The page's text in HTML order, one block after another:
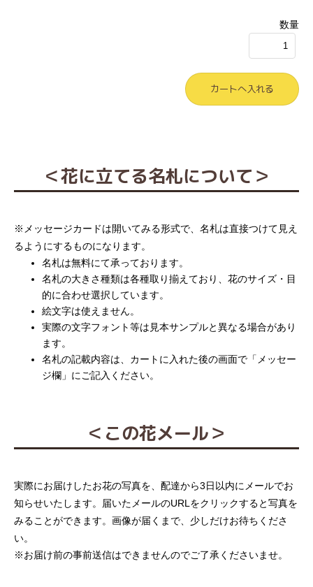
数量
＜花に立てる名札について＞
※メッセージカードは開いてみる形式で、名札は直接つけて見え
るようにするものになります。
名札は無料にて承っております。
名札の大きさ種類は各種取り揃えており、花のサイズ・目
的に合わせ選択しています。
絵文字は使えません。
実際の文字フォント等は見本サンプルと異なる場合があり
ます。
名札の記載内容は、カートに入れた後の画面で「メッセー
ジ欄」にご記入ください。
＜この花メール＞
実際にお届けしたお花の写真を、配達から3日以内にメールでお
知らせいたします。届いたメールのURLをクリックすると写真を
みることができます。画像が届くまで、少しだけお待ちくださ
い。
※お届け前の事前送信はできませんのでご了承くださいませ。